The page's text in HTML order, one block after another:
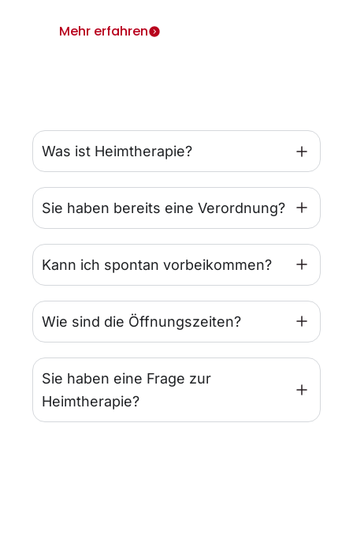
Was ist Heimtherapie?
Sie haben bereits eine Verordnung?
Kann ich spontan vorbeikommen?
Wie sind die Öffnungszeiten?
Sie haben eine Frage zur
Heimtherapie?
Mehr erfahren